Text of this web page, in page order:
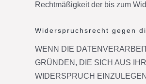
Rechtmäßigkeit der bis zum
Widerspruchsrecht gegen
WENN DIE
GRÜNDEN, DIE SICH AUS
WIDERSPRUCH